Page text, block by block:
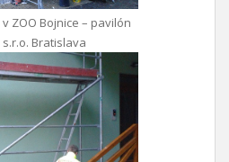
ZOO Bojnice – pavilón
Bratislava